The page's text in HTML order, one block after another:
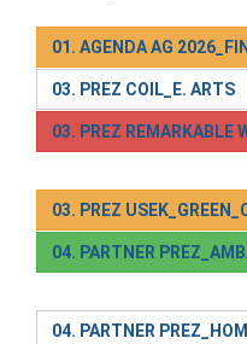
01. AGENDA AG
03. PREZ COIL_E. ARTS
03. PREZ REMARKABLE
03. PREZ
04. PARTNER
04. PARTNER